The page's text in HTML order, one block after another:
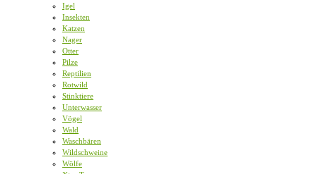
Igel
Insekten
Katzen
Nager
Otter
Pilze
Reptilien
Rotwild
Stinktiere
Unterwasser
Vögel
Wald
Waschbären
Wildschweine
Wölfe